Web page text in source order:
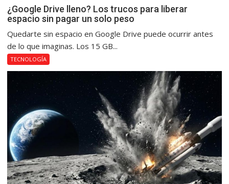
¿Google Drive lleno? Los trucos para liberar
espacio sin pagar un solo peso
Quedarte sin espacio en Google Drive puede ocurrir antes
de lo que imaginas. Los 15 GB...
TECNOLOGÍA